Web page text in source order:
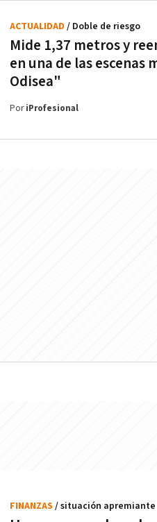
Mide 1,37 metros y
en una de las escenas
Odisea"
ACTUALIDAD / Doble de riesgo
PoriProfesional
FINANZAS / situación apremiante